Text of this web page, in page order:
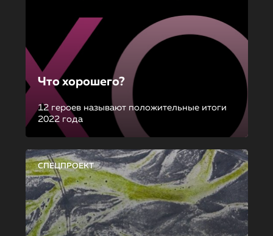
Что хорошего?
12 героев называют положительные итоги
2022 года
СПЕЦПРОЕКТ